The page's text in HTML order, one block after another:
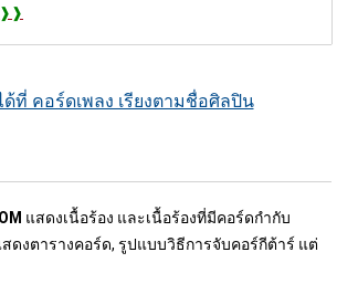
ด้ที่ คอร์ดเพลง เรียงตามชื่อศิลปิน
แสดงเนื้อร้อง และเนื้อร้องที่มีคอร์ดกำกับ
สดงตารางคอร์ด, รูปแบบวิธีการจับคอร์กีต้าร์ แต่